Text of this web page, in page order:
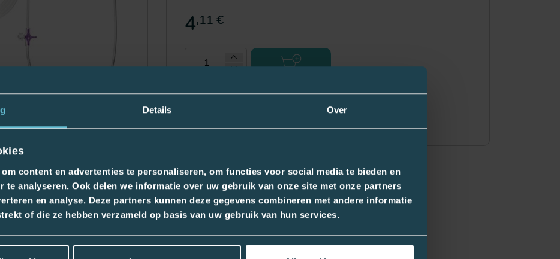
Details Over
content en advertenties te personaliseren, om functies voor social media te bieden en
te analyseren. Ook delen we informatie over uw gebruik van onze site met onze partners
en analyse. Deze partners kunnen deze gegevens combineren met andere informatie
of die ze hebben verzameld op basis van uw gebruik van hun services.
4,11 €
PFK-7751994
Tubulures